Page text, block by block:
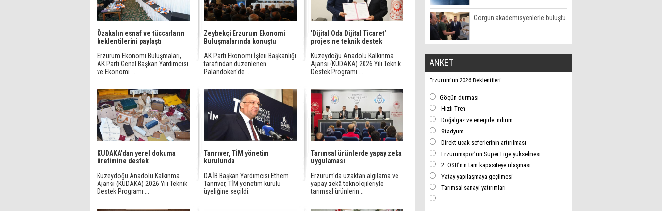
Özakalın esnaf ve tüccarların
beklentilerini paylaştı
Erzurum Ekonomi Buluşmaları,
AK Parti Genel Başkan Yardımcısı
ve Ekonomi ...
Zeybekçi Erzurum Ekonomi
Buluşmalarında konuştu
AK Parti Ekonomi İşleri Başkanlığı
tarafından düzenlenen
Palandöken'de ...
'Dijital Oda Dijital Ticaret'
projesine teknik destek
Kuzeydoğu Anadolu Kalkınma
Ajansı (KUDAKA) 2026 Yılı Teknik
Destek Programı ...
KUDAKA'dan yerel dokuma
üretimine destek
Kuzeydoğu Anadolu Kalkınma
Ajansı (KUDAKA) 2026 Yılı Teknik
Destek Programı ...
Tanrıver, TİM yönetim
kurulunda
DAİB Başkan Yardımcısı Ethem
Tanrıver, TİM yönetim kurulu
üyeliğine seçildi.
Tarımsal ürünlerde yapay zeka
uygulaması
Erzurum'da uzaktan algılama ve
yapay zekâ teknolojileriyle
tarımsal ürünlerin ...
Görgün akademisyenlerle buluştu
ANKET
Erzurum’un 2026 Beklentileri:
Göçün durması
Hızlı Tren
Doğalgaz ve enerjide indirim
Stadyum
Direkt uçak seferlerinin artırılması
Erzurumspor’un Süper Lige yükselmesi
2. OSB’nin tam kapasiteye ulaşması
Yatay yapılaşmaya geçilmesi
Tarımsal sanayi yatırımları